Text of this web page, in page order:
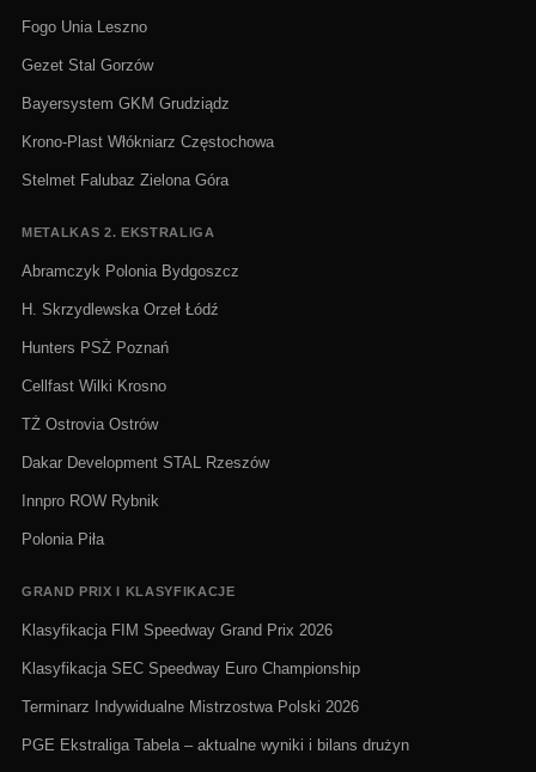
Fogo Unia Leszno
Gezet Stal Gorzów
Bayersystem GKM Grudziądz
Krono-Plast Włókniarz Częstochowa
Stelmet Falubaz Zielona Góra
METALKAS 2. EKSTRALIGA
Abramczyk Polonia Bydgoszcz
H. Skrzydlewska Orzeł Łódź
Hunters PSŻ Poznań
Cellfast Wilki Krosno
TŻ Ostrovia Ostrów
Dakar Development STAL Rzeszów
Innpro ROW Rybnik
Polonia Piła
GRAND PRIX I KLASYFIKACJE
Klasyfikacja FIM Speedway Grand Prix 2026
Klasyfikacja SEC Speedway Euro Championship
Terminarz Indywidualne Mistrzostwa Polski 2026
PGE Ekstraliga Tabela – aktualne wyniki i bilans drużyn